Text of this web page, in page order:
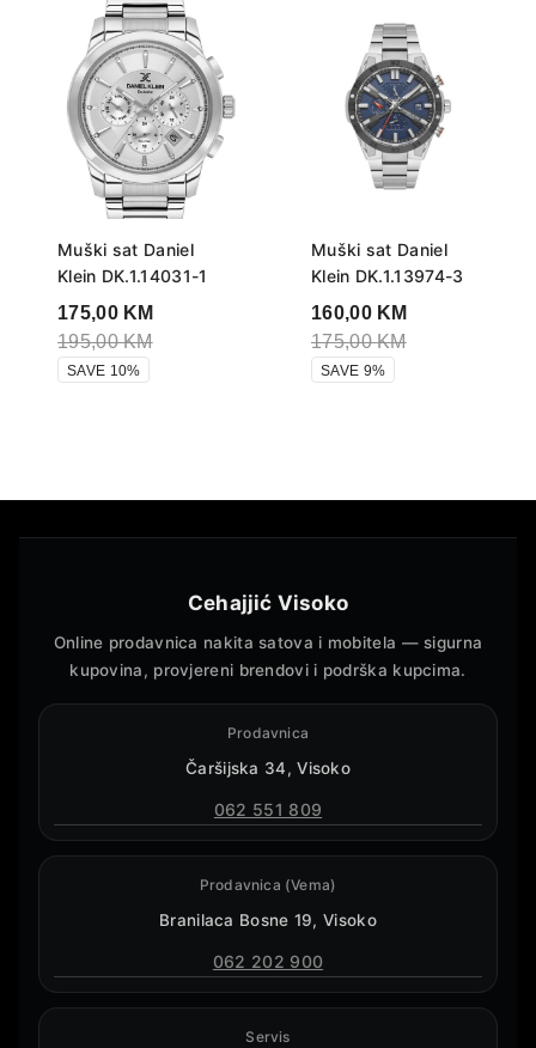
Muški sat Daniel
Klein DK.1.14031-1
175,00 KM
195,00KM
SAVE 10%
Muški sat Daniel
Klein DK.1.13974-3
160,00 KM
175,00KM
SAVE 9%
Cehajjić Visoko
Online prodavnica nakita satova i mobitela — sigurna
kupovina, provjereni brendovi i podrška kupcima.
Prodavnica
Čaršijska 34, Visoko
062 551 809
Prodavnica (Vema)
Branilaca Bosne 19, Visoko
062 202 900
Servis